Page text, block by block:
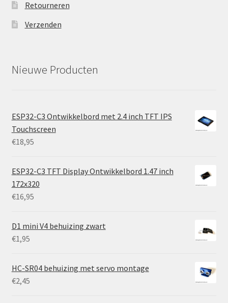
Retourneren
Verzenden
Nieuwe Producten
ESP32-C3 Ontwikkelbord met 2.4 inch TFT IPS
Touchscreen
€18,95
ESP32-C3 TFT Display Ontwikkelbord 1.47 inch
172x320
€16,95
D1 mini V4 behuizing zwart
€1,95
HC-SR04 behuizing met servo montage
€2,45